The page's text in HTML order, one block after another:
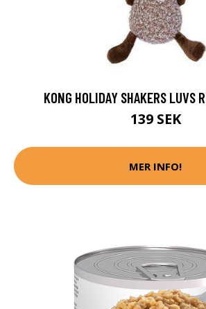
KONG HOLIDAY SHAKERS LUVS
139 SEK
MER INFO!